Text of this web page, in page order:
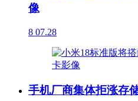
像
8 07.28
手机厂商集体拒涨存